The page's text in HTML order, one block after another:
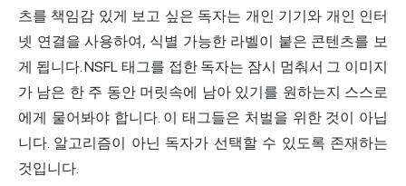
츠를 책임감 있게 보고 싶은 독자는 개인 기기와 개인 인터
넷 연결을 사용하여, 식별 가능한 라벨이 붙은 콘텐츠를 보
게 됩니다. NSFL 태그를 접한 독자는 잠시 멈춰서 그 이미지
가 남은 한 주 동안 머릿속에 남아 있기를 원하는지 스스로
에게 물어봐야 합니다. 이 태그들은 처벌을 위한 것이 아닙
니다. 알고리즘이 아닌 독자가 선택할 수 있도록 존재하는
것입니다.